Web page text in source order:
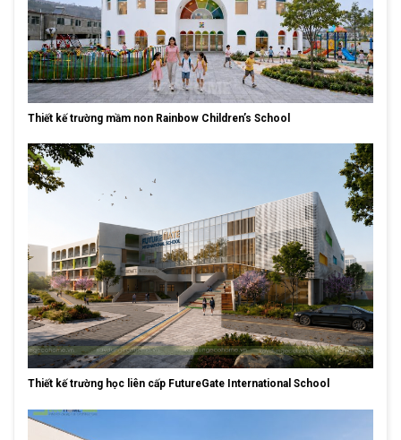
Thiết kế trường mầm non Rainbow Children’s School
Thiết kế trường học liên cấp FutureGate International School